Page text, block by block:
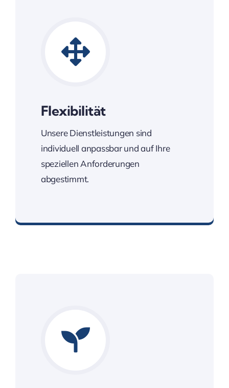
Flexibilität
Unsere Dienstleistungen sind
individuell anpassbar und auf Ihre
speziellen Anforderungen
abgestimmt.